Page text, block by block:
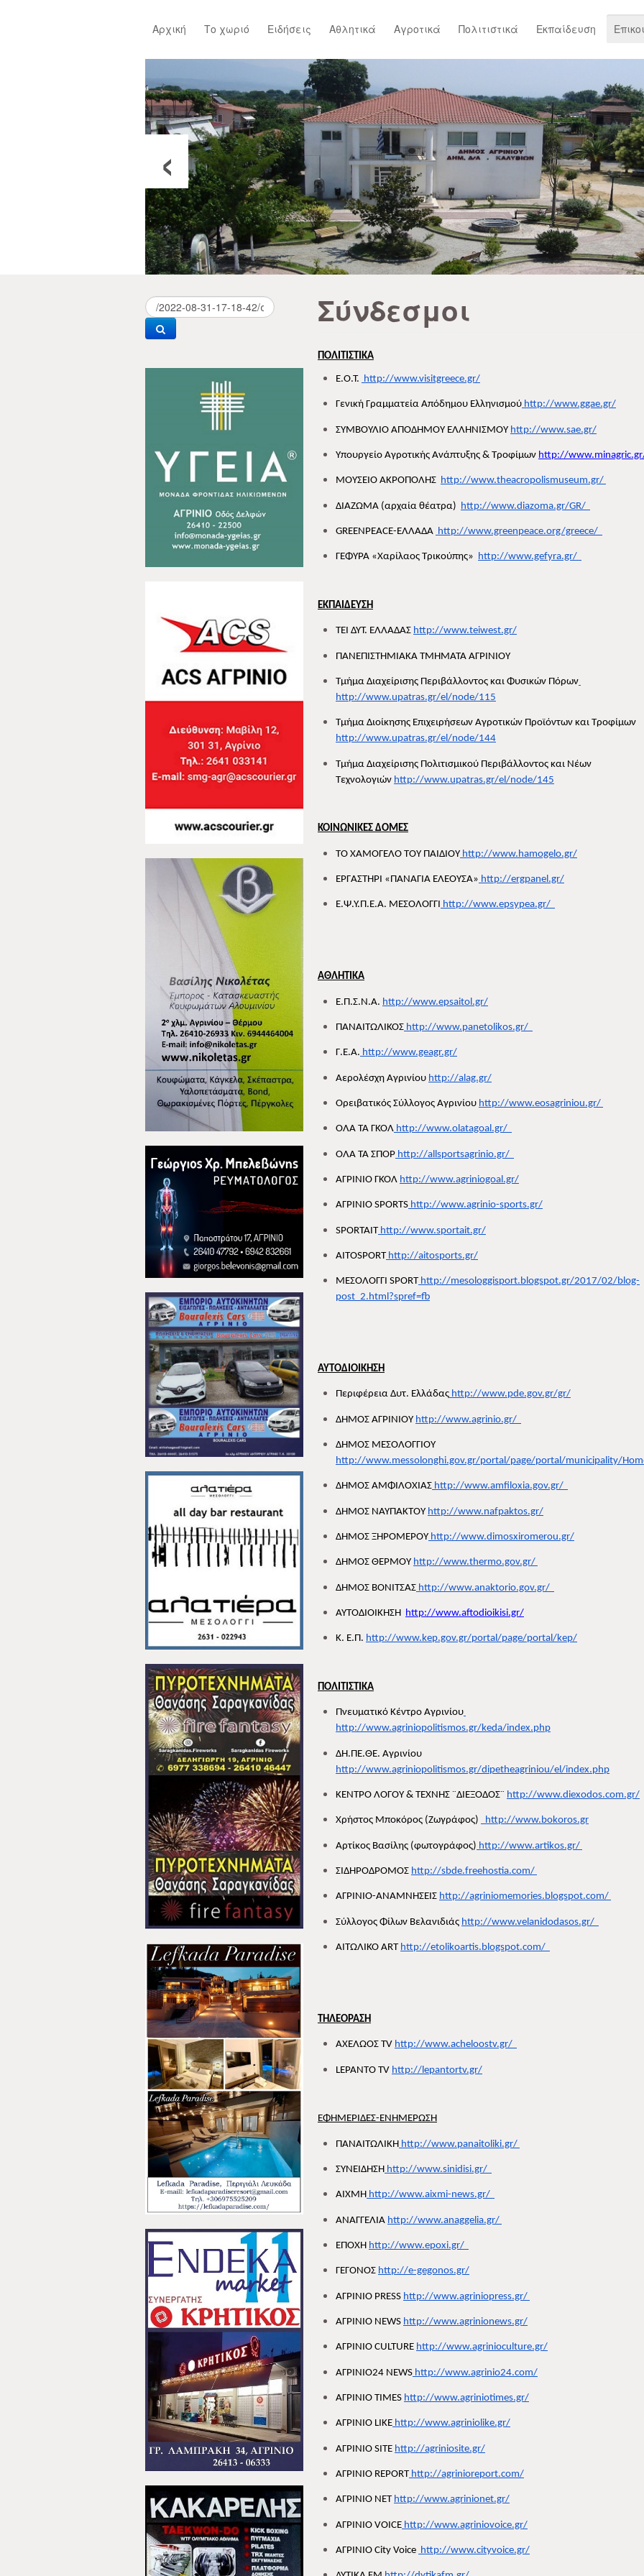
Αρχική Το χωριό Ειδήσεις Αθλητικά Αγροτικά Πολιτιστικά Εκπαίδευση
‹
Σύνδεσμοι
ΠΟΛΙΤΙΣΤΙΚΑ
Ε.Ο.Τ. http://www.visitgreece.gr/
Γενική Γραμματεία Απόδημου Ελληνισμού http://www.ggae.gr/
ΣΥΜΒΟΥΛΙΟ ΑΠΟΔΗΜΟΥ ΕΛΛΗΝΙΣΜΟΥ http://www.sae.gr/
Υπουργείο Αγροτικής Ανάπτυξης & Τροφίμων http://
ΜΟΥΣΕΙΟ ΑΚΡΟΠΟΛΗΣ http://www.theacropolismuseum.gr/
ΔΙΑΖΩΜΑ (αρχαία θέατρα) http://www.diazoma.gr/GR/
GREENPEACE-ΕΛΛΑΔΑ http://www.greenpeace.org/greece/
ΓΕΦΥΡΑ «Χαρίλαος Τρικούπης» http://www.gefyra.gr/
ΕΚΠΑΙΔΕΥΣΗ
ΤΕΙ ΔΥΤ. ΕΛΛΑΔΑΣ http://www.teiwest.gr/
ΠΑΝΕΠΙΣΤΗΜΙΑΚΑ ΤΜΗΜΑΤΑ ΑΓΡΙΝΙΟΥ
Τμήμα Διαχείρισης Περιβάλλοντος και Φυσικών Πόρων
http://www.upatras.gr/el/node/115
http://www.upatras.gr/el/node/144
Τμήμα Διαχείρισης Πολιτισμικού Περιβάλλοντος και Νέων
Τεχνολογιών http://www.upatras.gr/el/node/145
ΚΟΙΝΩΝΙΚΕΣ ΔΟΜΕΣ
ΤΟ ΧΑΜΟΓΕΛΟ ΤΟΥ ΠΑΙΔΙΟΥ http://www.hamogelo.gr/
ΕΡΓΑΣΤΗΡΙ «ΠΑΝΑΓΙΑ ΕΛΕΟΥΣΑ» http://ergpanel.gr/
Ε.Ψ.Υ.Π.Ε.Α. ΜΕΣΟΛΟΓΓΙ http://www.epsypea.gr/
ΑΘΛΗΤΙΚΑ
Ε.Π.Σ.Ν.Α. http://www.epsaitol.gr/
ΠΑΝΑΙΤΩΛΙΚΟΣ http://www.panetolikos.gr/
Γ.Ε.Α. http://www.geagr.gr/
Αερολέσχη Αγρινίου http://alag.gr/
Ορειβατικός Σύλλογος Αγρινίου http://www.eosagriniou.gr/
ΟΛΑ ΤΑ ΓΚΟΛ http://www.olatagoal.gr/
ΟΛΑ ΤΑ ΣΠΟΡ http://allsportsagrinio.gr/
ΑΓΡΙΝΙΟ ΓΚΟΛ http://www.agriniogoal.gr/
ΑΓΡΙΝΙΟ SPORTS http://www.agrinio-sports.gr/
SPORTAIT http://www.sportait.gr/
ΑΙΤΟSPORT http://aitosports.gr/
ΜΕΣΟΛΟΓΓΙ SPORT http://mesologgisport.blogspot.gr/2017/02/blog-
post_2.html?spref=fb
ΑΥΤΟΔΙΟΙΚΗΣΗ
Περιφέρεια Δυτ. Ελλάδας http://www.pde.gov.gr/gr/
ΔΗΜΟΣ ΑΓΡΙΝΙΟΥ http://www.agrinio.gr/
http://www.messolonghi.gov.gr/portal/page/portal/municipality/
ΔΗΜΟΣ ΑΜΦΙΛΟΧΙΑΣ http://www.amfiloxia.gov.gr/
ΔΗΜΟΣ ΝΑΥΠΑΚΤΟΥ http://www.nafpaktos.gr/
ΔΗΜΟΣ ΞΗΡΟΜΕΡΟΥ http://www.dimosxiromerou.gr/
ΔΗΜΟΣ ΘΕΡΜΟΥ http://www.thermo.gov.gr/
ΔΗΜΟΣ ΒΟΝΙΤΣΑΣ http://www.anaktorio.gov.gr/
ΑΥΤΟΔΙΟΙΚΗΣΗ http://www.aftodioikisi.gr/
Κ. Ε.Π. http://www.kep.gov.gr/portal/page/portal/kep/
ΠΟΛΙΤΙΣΤΙΚΑ
Πνευματικό Κέντρο Αγρινίου
http://www.agriniopolitismos.gr/keda/index.php
http://www.agriniopolitismos.gr/dipetheagriniou/el/index.php
ΚΕΝΤΡΟ ΛΟΓΟΥ & ΤΕΧΝΗΣ ¨ΔΙΕΞΟΔΟΣ¨ http://www.diexodos.com.gr/
Χρήστος Μποκόρος (Ζωγράφος) http://www.bokoros.gr
Αρτίκος Βασίλης (φωτογράφος) http://www.artikos.gr/
ΣΙΔΗΡΟΔΡΟΜΟΣ http://sbde.freehostia.com/
ΑΓΡΙΝΙΟ-ΑΝΑΜΝΗΣΕΙΣ http://agriniomemories.blogspot.com/
Σύλλογος Φίλων Βελανιδιάς http://www.velanidodasos.gr/
ΑΙΤΩΛΙΚΟ ART http://etolikoartis.blogspot.com/
TΗΛΕΟΡΑΣΗ
ΑΧΕΛΩΟΣ ΤV http://www.acheloostv.gr/
LEPANTO ΤV http://lepantortv.gr/
ΕΦΗΜΕΡΙΔΕΣ-ΕΝΗΜΕΡΩΣΗ
ΠΑΝΑΙΤΩΛΙΚΗ http://www.panaitoliki.gr/
ΣΥΝΕΙΔΗΣΗ http://www.sinidisi.gr/
AΙΧΜΗ http://www.aixmi-news.gr/
ΑΝΑΓΓΕΛΙΑ http://www.anaggelia.gr/
ΕΠΟΧΗ http://www.epoxi.gr/
ΓΕΓΟΝΟΣ http://e-gegonos.gr/
ΑΓΡΙΝΙΟ PRESS http://www.agriniopress.gr/
ΑΓΡΙΝΙΟ NEWS http://www.agrinionews.gr/
ΑΓΡΙΝΙΟ CULTURE http://www.agrinioculture.gr/
ΑΓΡΙΝΙΟ24 NEWS http://www.agrinio24.com/
ΑΓΡΙΝΙΟ TIMES http://www.agriniotimes.gr/
ΑΓΡΙΝΙΟ LIKE http://www.agriniolike.gr/
ΑΓΡΙΝΙΟ SITE http://agriniosite.gr/
ΑΓΡΙΝΙΟ REPORT http://agrinioreport.com/
ΑΓΡΙΝΙΟ NET http://www.agrinionet.gr/
ΑΓΡΙΝΙΟ VOICE http://www.agriniovoice.gr/
ΑΓΡΙΝΙΟ City Voice http://www.cityvoice.gr/